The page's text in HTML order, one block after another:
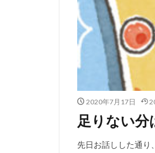
2020年7月17日
足りない分
先日お話しした通り